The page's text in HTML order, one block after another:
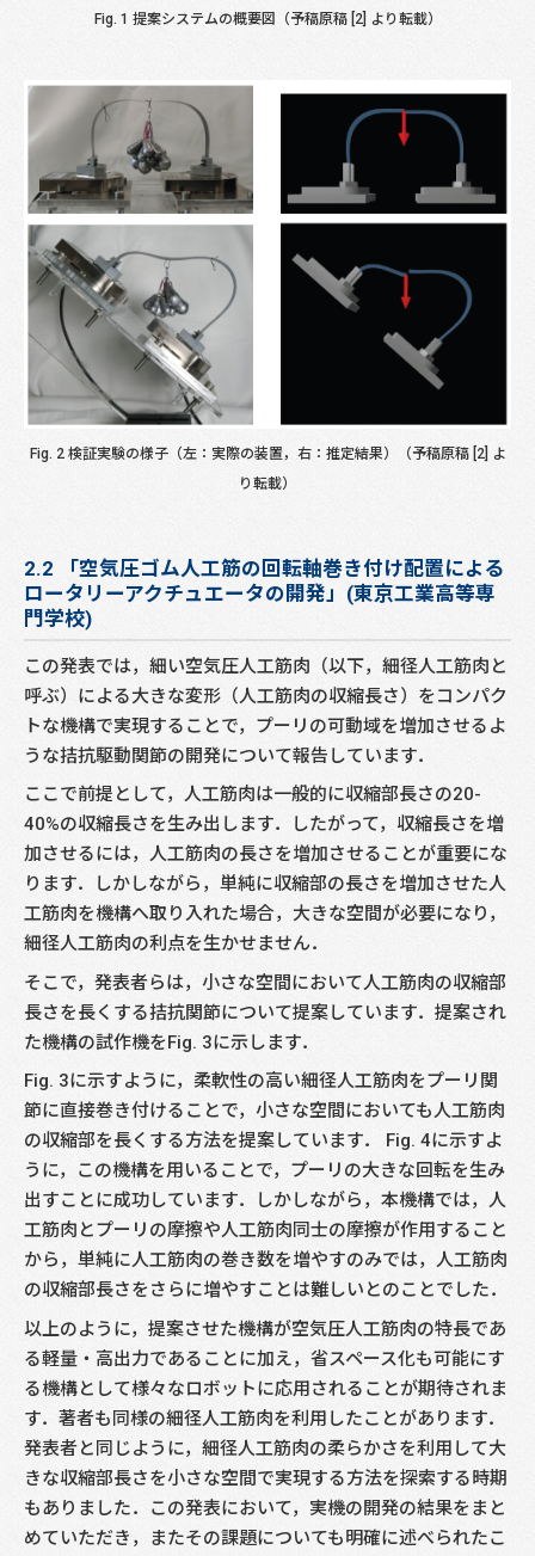
Fig. 1 提案システムの概要図（予稿原稿 [2] より転載）
Fig. 2 検証実験の様子（左：実際の装置，右：推定結果）（予稿原稿 [2] よ
り転載）
2.2 「空気圧ゴム人工筋の回転軸巻き付け配置による
ロータリーアクチュエータの開発」(東京工業高等専
門学校)
この発表では，細い空気圧人工筋肉（以下，細径人工筋肉と
呼ぶ）による大きな変形（人工筋肉の収縮長さ）をコンパク
トな機構で実現することで，プーリの可動域を増加させるよ
うな拮抗駆動関節の開発について報告しています．
ここで前提として，人工筋肉は一般的に収縮部長さの20-
40%の収縮長さを生み出します．したがって，収縮長さを増
加させるには，人工筋肉の長さを増加させることが重要にな
ります．しかしながら，単純に収縮部の長さを増加させた人
工筋肉を機構へ取り入れた場合，大きな空間が必要になり，
細径人工筋肉の利点を生かせません．
そこで，発表者らは，小さな空間において人工筋肉の収縮部
長さを長くする拮抗関節について提案しています．提案され
た機構の試作機をFig. 3に示します．
Fig. 3に示すように，柔軟性の高い細径人工筋肉をプーリ関
節に直接巻き付けることで，小さな空間においても人工筋肉
の収縮部を長くする方法を提案しています． Fig. 4に示すよ
うに，この機構を用いることで，プーリの大きな回転を生み
出すことに成功しています．しかしながら，本機構では，人
工筋肉とプーリの摩擦や人工筋肉同士の摩擦が作用すること
から，単純に人工筋肉の巻き数を増やすのみでは，人工筋肉
の収縮部長さをさらに増やすことは難しいとのことでした．
以上のように，提案させた機構が空気圧人工筋肉の特長であ
る軽量・高出力であることに加え，省スペース化も可能にす
る機構として様々なロボットに応用されることが期待されま
す．著者も同様の細径人工筋肉を利用したことがあります．
発表者と同じように，細径人工筋肉の柔らかさを利用して大
きな収縮部長さを小さな空間で実現する方法を探索する時期
もありました．この発表において，実機の開発の結果をまと
めていただき，またその課題についても明確に述べられたこ